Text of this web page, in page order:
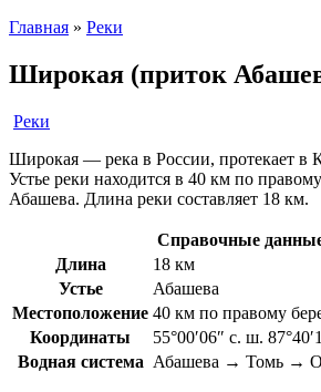
Главная » Реки
Широкая (приток
Реки
Широкая — река в России, протекает в
Устье реки находится в 40 км по
Абашева. Длина реки составляет 18 км.
Справочные
Длина
18 км
Устье
Абашева
Местоположение 40 км по правому
Координаты
55°00′06″ с. ш.
Водная система Абашева → Томь →